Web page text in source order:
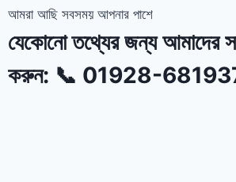
আমরা আছি সবসময় আপনার পাশে
যেকোনো তথ্যের জন্য আমাদের
করুন: 📞 01928-